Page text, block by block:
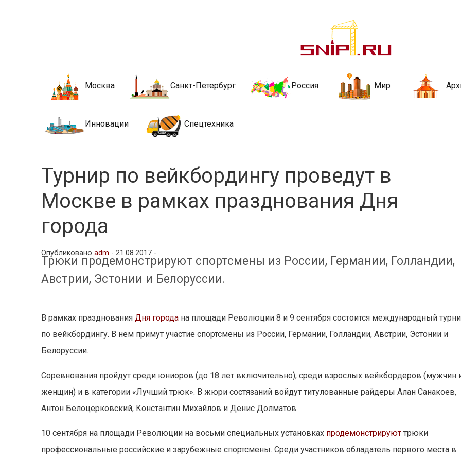
Новости строительства и
стройкой рубрики
Москва Санкт-Петербург Россия Мир
Инновации Спецтехника
Турнир по вейкбордингу проведут в
Москве в рамках празднования Дня
города
Опубликованоadm -21.08.2017 -
Трюки продемонстрируют спортсмены из России, Германии, Голландии,
Австрии, Эстонии и Белоруссии.
В рамках празднованияДня города на площади Революции 8 и 9 сентября состоится международный
по вейкбордингу. В нем примут участие спортсмены из России, Германии, Голландии, Австрии, Эстонии и
Белоруссии.
Соревнования пройдут среди юниоров (до 18 лет включительно), среди взрослых вейкбордеров (мужчин
женщин) и в категории «Лучший трюк». В жюри состязаний войдут титулованные райдеры Алан Санакоев,
Антон Белоцерковский, Константин Михайлов и Денис Долматов.
10 сентября на площади Революции на восьми специальных установках продемонстрируют трюки
профессиональные российские и зарубежные спортсмены. Среди участников обладатель первого места в